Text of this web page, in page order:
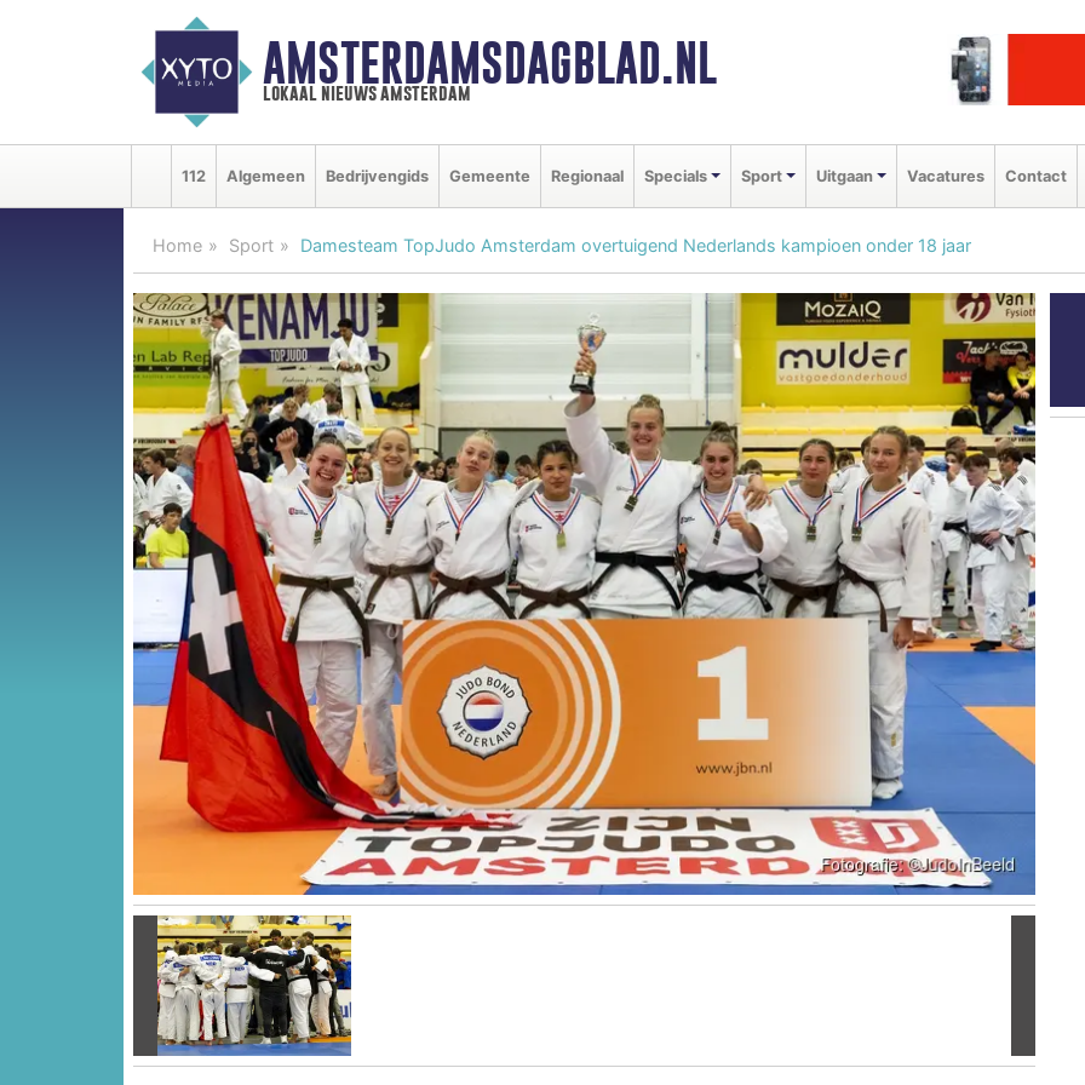
AMSTERDAMSDAGBLAD.NL
lokaal nieuws amsterdam
112 Algemeen Bedrijvengids Gemeente Regionaal Specials Sport Uitgaan Vacatures Contact
Home Sport Damesteam TopJudo Amsterdam overtuigend Nederlands kampioen onder 18 jaar
Vorige